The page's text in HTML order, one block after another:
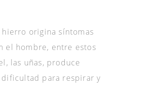
origina síntomas
el hombre, entre estos
las uñas, produce
dificultad para respirar y